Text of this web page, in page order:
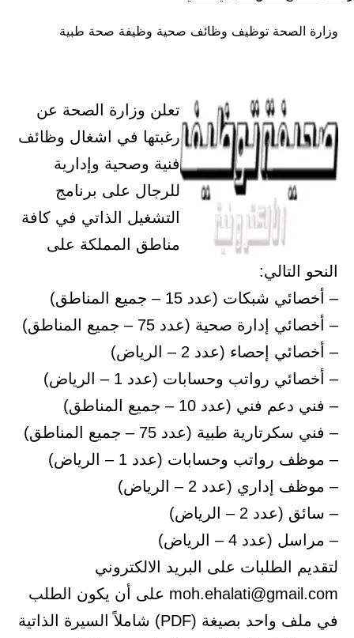
وزارة الصحة توظيف وظائف صحية وظيفة صحة طبية
تعلن وزارة الصحة عن
رغبتها في اشغال وظائف
فنية وصحية وإدارية
للرجال على برنامج
التشغيل الذاتي في كافة
مناطق المملكة على
النحو التالي:
– أخصائي شبكات (عدد 15 – جميع المناطق)
– أخصائي إدارة صحية (عدد 75 – جميع المناطق)
– أخصائي إحصاء (عدد 2 – الرياض)
– أخصائي رواتب وحسابات (عدد 1 – الرياض)
– فني دعم فني (عدد 10 – جميع المناطق)
– فني سكرتارية طبية (عدد 75 – جميع المناطق)
– موظف رواتب وحسابات (عدد 1 – الرياض)
– موظف إداري (عدد 2 – الرياض)
– سائق (عدد 2 – الرياض)
– مراسل (عدد 4 – الرياض)
لتقديم الطلبات على البريد الالكتروني
moh.ehalati@gmail.com على أن يكون الطلب
في ملف واحد بصيغة (PDF) شاملاً السيرة الذاتية